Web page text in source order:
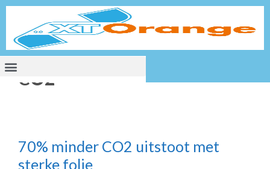
CO2
70% minder CO2 uitstoot met
sterke folie